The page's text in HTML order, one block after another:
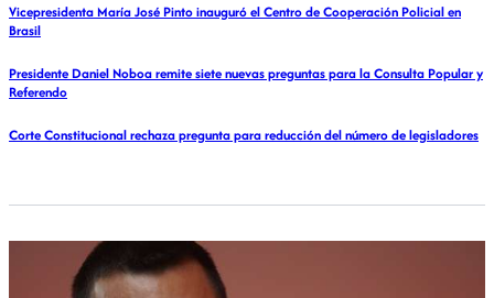
Vicepresidenta María José Pinto inauguró el Centro de Cooperación Policial en
Brasil
Presidente Daniel Noboa remite siete nuevas preguntas para la Consulta Popular y
Referendo
Corte Constitucional rechaza pregunta para reducción del número de legisladores